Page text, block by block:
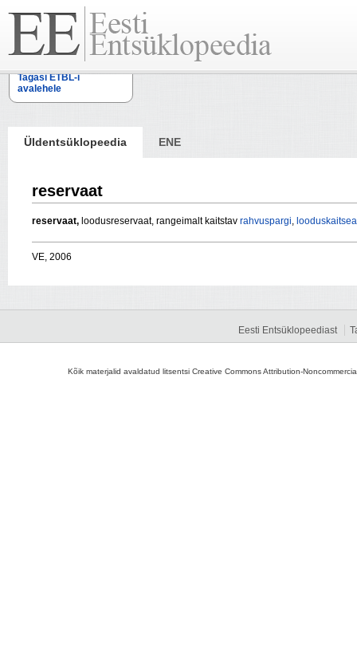
Tagasi ETBL-i
avalehele
Üldentsüklopeedia ENE
reservaat
reservaat, loodusreservaat, rangeimalt kaitstav rahvuspargi,
VE, 2006
Eesti Entsüklopeediast
Kõik materjalid avaldatud litsentsi Creative Commons Attribution-